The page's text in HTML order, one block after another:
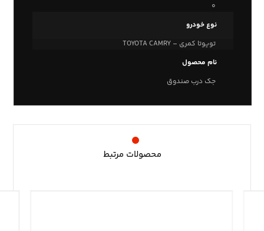
۰
نوع خودرو
تویوتا کمری – TOYOTA CAMRY
نام محصول
جک درب صندوق
محصولات مرتبط